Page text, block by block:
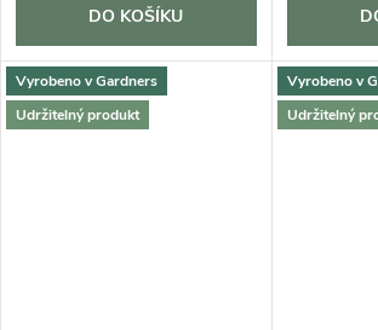
DO KOŠÍKU
Vyrobeno v Gardners
Udržitelný produkt
Vyrobeno v
Udržitelný